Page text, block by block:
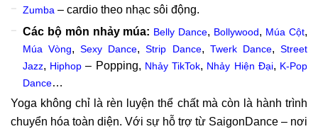
Zumba – cardio theo nhạc sôi động.
Các bộ môn nhảy múa: Belly Dance, Bollywood, Múa Cột,
Múa Vòng,Sexy Dance,Strip Dance, Twerk Dance,Street
Jazz, Hiphop – Popping, Nhảy TikTok, Nhảy Hiện Đại, K-Pop
Dance…
Yoga không chỉ là rèn luyện thể chất mà còn là hành trình
chuyển hóa toàn diện. Với sự hỗ trợ từ SaigonDance – nơi